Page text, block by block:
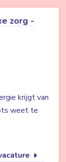
zorg -
krijgt van
weet te